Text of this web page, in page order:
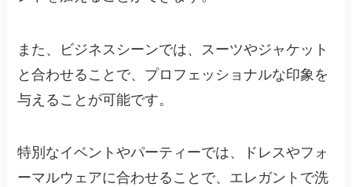
また、ビジネスシーンでは、スーツやジャケット
と合わせることで、プロフェッショナルな印象を
与えることが可能です。
特別なイベントやパーティーでは、ドレスやフォ
ーマルウェアに合わせることで、エレガントで洗